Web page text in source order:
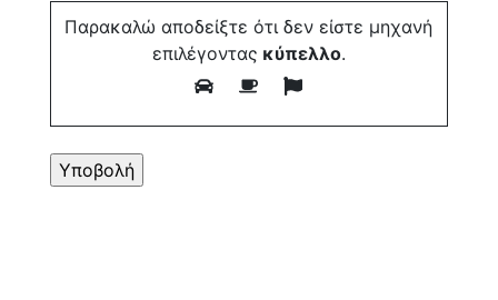
Παρακαλώ αποδείξτε ότι δεν είστε μηχανή
επιλέγοντας κύπελλο.